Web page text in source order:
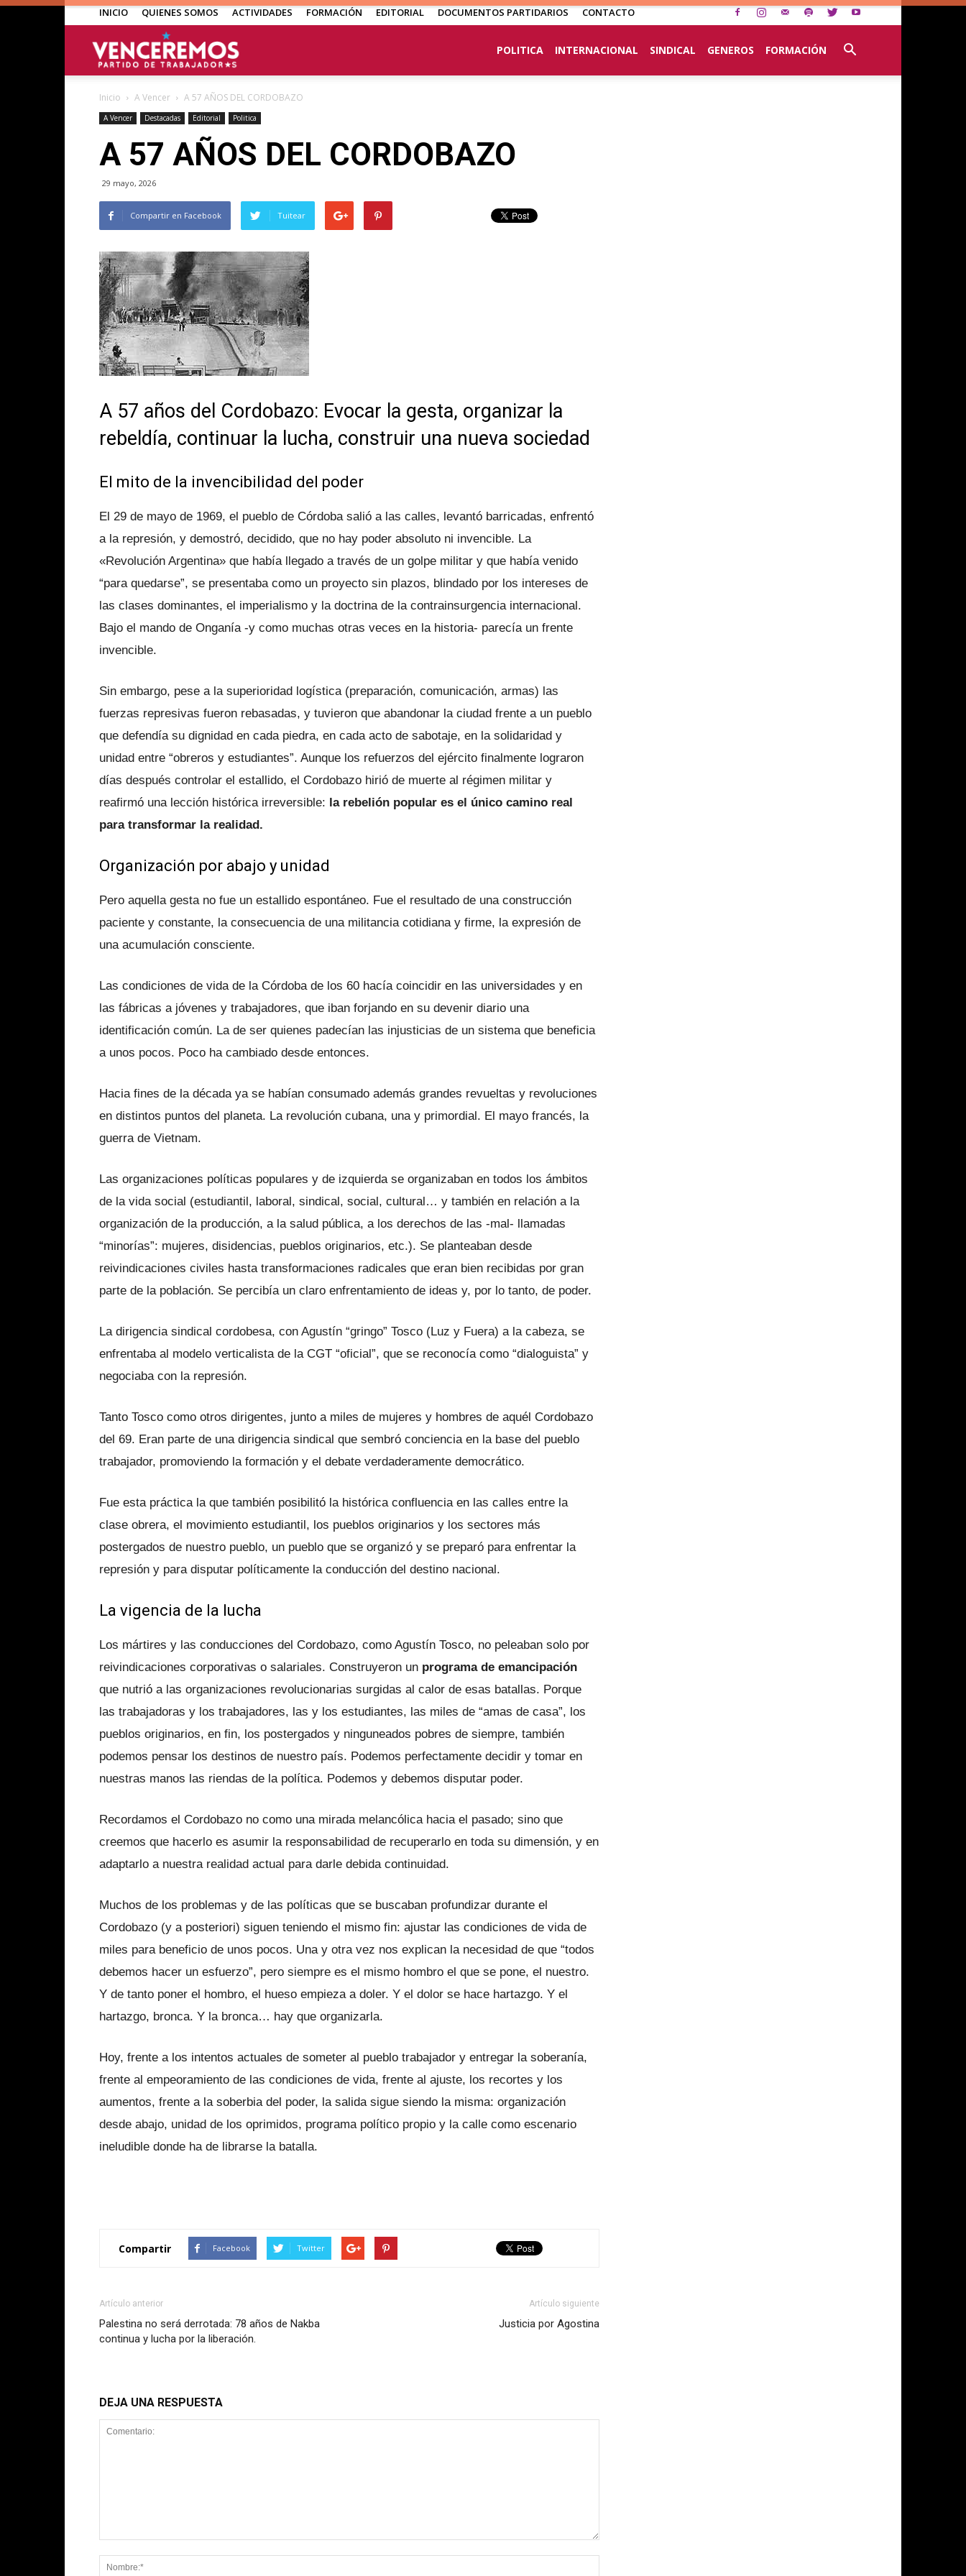
INICIO QUIENES SOMOS ACTIVIDADES FORMACIÓN EDITORIAL DOCUMENTOS PARTIDARIOS CONTACTO
POLITICA INTERNACIONAL SINDICAL GENEROS FORMACIÓN
Inicio A Vencer A 57 AÑOS DEL CORDOBAZO
A Vencer Destacadas Editorial Politica
A 57 AÑOS DEL CORDOBAZO
29 mayo, 2026
Compartir en Facebook Tuitear
A 57 años del Cordobazo: Evocar la gesta, organizar la
rebeldía, continuar la lucha, construir una nueva sociedad
El mito de la invencibilidad del poder
El 29 de mayo de 1969, el pueblo de Córdoba salió a las calles, levantó barricadas, enfrentó
a la represión, y demostró, decidido, que no hay poder absoluto ni invencible. La
«Revolución Argentina» que había llegado a través de un golpe militar y que había venido
“para quedarse”, se presentaba como un proyecto sin plazos, blindado por los intereses de
las clases dominantes, el imperialismo y la doctrina de la contrainsurgencia internacional.
Bajo el mando de Onganía -y como muchas otras veces en la historia- parecía un frente
invencible.
Sin embargo, pese a la superioridad logística (preparación, comunicación, armas) las
fuerzas represivas fueron rebasadas, y tuvieron que abandonar la ciudad frente a un pueblo
que defendía su dignidad en cada piedra, en cada acto de sabotaje, en la solidaridad y
unidad entre “obreros y estudiantes”. Aunque los refuerzos del ejército finalmente lograron
días después controlar el estallido, el Cordobazo hirió de muerte al régimen militar y
reafirmó una lección histórica irreversible: la rebelión popular es el único camino real
para transformar la realidad.
Organización por abajo y unidad
Pero aquella gesta no fue un estallido espontáneo. Fue el resultado de una construcción
paciente y constante, la consecuencia de una militancia cotidiana y firme, la expresión de
una acumulación consciente.
Las condiciones de vida de la Córdoba de los 60 hacía coincidir en las universidades y en
las fábricas a jóvenes y trabajadores, que iban forjando en su devenir diario una
identificación común. La de ser quienes padecían las injusticias de un sistema que beneficia
a unos pocos. Poco ha cambiado desde entonces.
Hacia fines de la década ya se habían consumado además grandes revueltas y revoluciones
en distintos puntos del planeta. La revolución cubana, una y primordial. El mayo francés, la
guerra de Vietnam.
Las organizaciones políticas populares y de izquierda se organizaban en todos los ámbitos
de la vida social (estudiantil, laboral, sindical, social, cultural… y también en relación a la
organización de la producción, a la salud pública, a los derechos de las -mal- llamadas
“minorías”: mujeres, disidencias, pueblos originarios, etc.). Se planteaban desde
reivindicaciones civiles hasta transformaciones radicales que eran bien recibidas por gran
parte de la población. Se percibía un claro enfrentamiento de ideas y, por lo tanto, de poder.
La dirigencia sindical cordobesa, con Agustín “gringo” Tosco (Luz y Fuera) a la cabeza, se
enfrentaba al modelo verticalista de la CGT “oficial”, que se reconocía como “dialoguista” y
negociaba con la represión.
Tanto Tosco como otros dirigentes, junto a miles de mujeres y hombres de aquél Cordobazo
del 69. Eran parte de una dirigencia sindical que sembró conciencia en la base del pueblo
trabajador, promoviendo la formación y el debate verdaderamente democrático.
Fue esta práctica la que también posibilitó la histórica confluencia en las calles entre la
clase obrera, el movimiento estudiantil, los pueblos originarios y los sectores más
postergados de nuestro pueblo, un pueblo que se organizó y se preparó para enfrentar la
represión y para disputar políticamente la conducción del destino nacional.
La vigencia de la lucha
Los mártires y las conducciones del Cordobazo, como Agustín Tosco, no peleaban solo por
reivindicaciones corporativas o salariales. Construyeron un programa de emancipación
que nutrió a las organizaciones revolucionarias surgidas al calor de esas batallas. Porque
las trabajadoras y los trabajadores, las y los estudiantes, las miles de “amas de casa”, los
pueblos originarios, en fin, los postergados y ninguneados pobres de siempre, también
podemos pensar los destinos de nuestro país. Podemos perfectamente decidir y tomar en
nuestras manos las riendas de la política. Podemos y debemos disputar poder.
Recordamos el Cordobazo no como una mirada melancólica hacia el pasado; sino que
creemos que hacerlo es asumir la responsabilidad de recuperarlo en toda su dimensión, y en
adaptarlo a nuestra realidad actual para darle debida continuidad.
Muchos de los problemas y de las políticas que se buscaban profundizar durante el
Cordobazo (y a posteriori) siguen teniendo el mismo fin: ajustar las condiciones de vida de
miles para beneficio de unos pocos. Una y otra vez nos explican la necesidad de que “todos
debemos hacer un esfuerzo”, pero siempre es el mismo hombro el que se pone, el nuestro.
Y de tanto poner el hombro, el hueso empieza a doler. Y el dolor se hace hartazgo. Y el
hartazgo, bronca. Y la bronca… hay que organizarla.
Hoy, frente a los intentos actuales de someter al pueblo trabajador y entregar la soberanía,
frente al empeoramiento de las condiciones de vida, frente al ajuste, los recortes y los
aumentos, frente a la soberbia del poder, la salida sigue siendo la misma: organización
desde abajo, unidad de los oprimidos, programa político propio y la calle como escenario
ineludible donde ha de librarse la batalla.
Compartir Facebook Twitter
Artículo anterior
Palestina no será derrotada: 78 años de Nakba
continua y lucha por la liberación.
Artículo siguiente
Justicia por Agostina
DEJA UNA RESPUESTA